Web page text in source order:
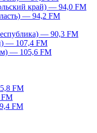
край) — 94,0 FM
— 94,2 FM
— 90,3 FM
— 107,4 FM
— 105,6 FM
FM
FM